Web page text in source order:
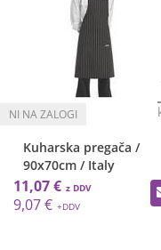
Kuharska pregača /
90x70cm / Italy
11,07 €
9,07 €